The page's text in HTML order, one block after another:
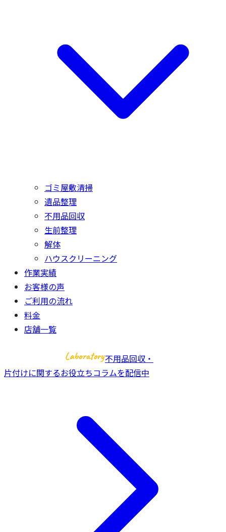
ゴミ屋敷清掃
遺品整理
不用品回収
生前整理
解体
ハウスクリーニング
作業実績
お客様の声
ご利用の流れ
料金
店舗一覧
不用品回収・
片付けに関するお役立ちコラムを配信中